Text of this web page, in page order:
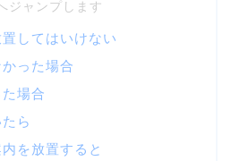
してはいけない
った場合
場合
ら
を放置すると